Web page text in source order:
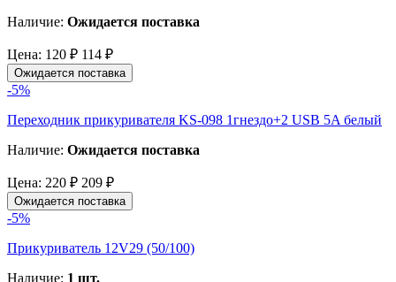
Наличие: Ожидается поставка
Цена: 120 ₽ 114 ₽
Ожидается поставка
-5%
Переходник прикуривателя KS-098 1гнездо+2 USB 5A белый
Наличие: Ожидается поставка
Цена: 220 ₽ 209 ₽
Ожидается поставка
-5%
Прикуриватель 12V29 (50/100)
Наличие: 1 шт.